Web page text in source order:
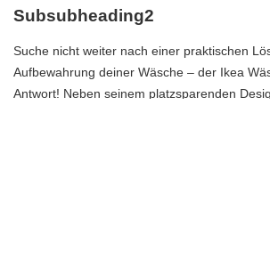
Subsubheading2
Suche nicht weiter nach einer praktischen
Aufbewahrung deiner Wäsche – der Ikea
Antwort! Neben seinem platzsparenden